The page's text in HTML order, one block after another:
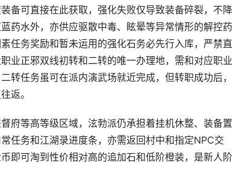
备可直接在此获取，强化失败仅导致装备碎裂，不降
药水外，亦供应驱散中毒、眩晕等异常情形的解控药
任务奖励和暂未运用的强化石务必先行入库，严禁直
业正邪双线初转和二转的唯一办理地，需和对应职业
转任务虽可在派内演武场就近完成，但转职成功后，
返。
府等高等级区域，泫勃派仍承担着挂机休整、装备置
任务和江湖录进度条，亦需返回村中和指定NPC交
即可淘到性价相对高的追加石和低阶橙装，是新人阶